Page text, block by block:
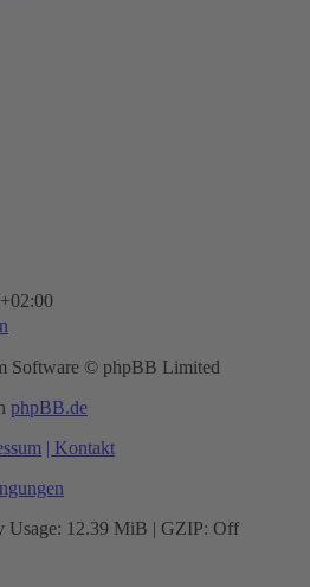
Software © phpBB Limited
phpBB.de
| Kontakt
Usage: 12.39 MiB | GZIP: Off